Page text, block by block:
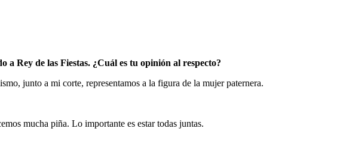
a Rey de las Fiestas. ¿Cuál es tu opinión al respecto?
junto a mi corte, representamos a la figura de la mujer paternera.
mucha piña. Lo importante es estar todas juntas.